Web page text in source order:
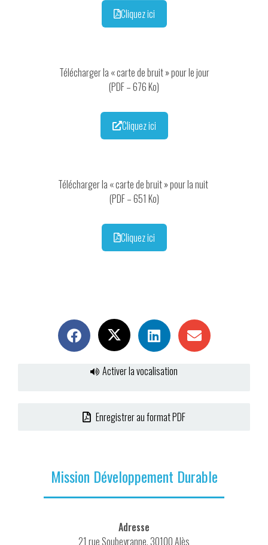
Cliquez ici
Télécharger la « carte de bruit » pour le jour
(PDF – 676 Ko)
Cliquez ici
Télécharger la « carte de bruit » pour la nuit
(PDF – 651 Ko)
Cliquez ici
Activer la vocalisation
Enregistrer au format PDF
Mission Développement Durable
Adresse
21 rue Soubeyranne, 30100 Alès